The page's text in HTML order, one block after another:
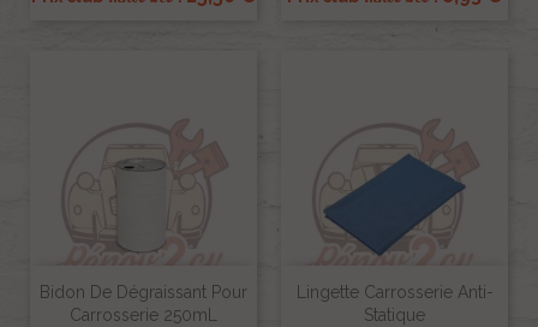
Bidon De Dégraissant Pour
Carrosserie 250mL
Lingette Carrosserie Anti-
Statique